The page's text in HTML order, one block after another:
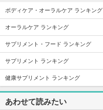
5.6
327件
HOT TAB Natural Z
HOT TAB
ボディケア・オーラルケア ランキング
オーラルケア ランキング
サプリメント・フード ランキング
サプリメント ランキング
健康サプリメント ランキング
あわせて読みたい